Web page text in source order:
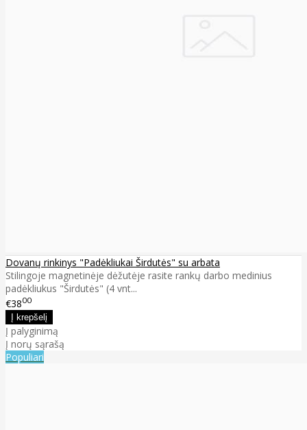
Dovanų rinkinys "Padėkliukai Širdutės" su arbata
Stilingoje magnetinėje dėžutėje rasite rankų darbo medinius
padėkliukus "Širdutės" (4 vnt...
€3800
Į palyginimą
Į norų sąrašą
Populiari